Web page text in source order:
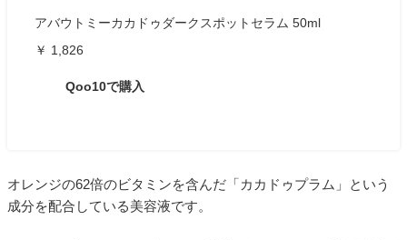
アバウトミーカカドゥダークスポットセラム 50ml
￥ 1,826
Qoo10で購入
オレンジの62倍のビタミンを含んだ「カカドゥプラム」という
成分を配合している美容液です。